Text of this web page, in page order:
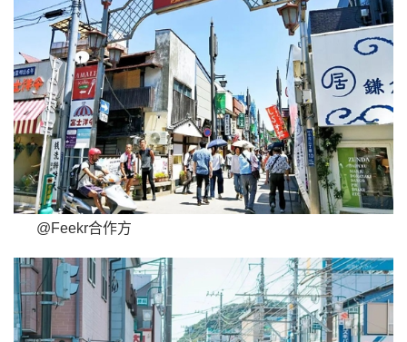
@Feekr合作方